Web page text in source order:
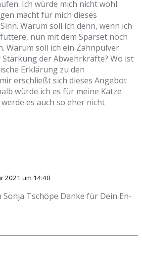
Ich würde mich nicht wohl
macht für mich dieses
Warum soll ich denn, wenn ich
nun mit dem Sparset noch
Warum soll ich ein Zahnpulver
der Abwehrkräfte? Wo ist
Erklärung zu den
erschließt sich dieses Angebot
würde ich es für meine Katze
es auch so eher nicht
2021 um 14:40
Tschöpe Danke für Dein En­